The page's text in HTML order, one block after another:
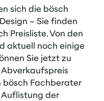
sich die bösch
– Sie finden
Preisliste. Von den
aktuell noch einige
Sie jetzt zu
bösch Fachberater
der